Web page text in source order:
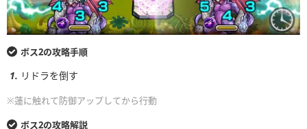
ボス2の攻略手順
リドラを倒す
※蓮に触れて防御アップしてから行動
ボス2の攻略解説